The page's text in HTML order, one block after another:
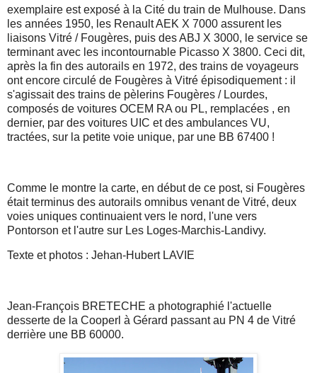
exemplaire est exposé à la Cité du train de Mulhouse. Dans
les années 1950, les Renault AEK X 7000 assurent les
liaisons Vitré / Fougères, puis des ABJ X 3000, le service se
terminant avec les incontournable Picasso X 3800. Ceci dit,
après la fin des autorails en 1972, des trains de voyageurs
ont encore circulé de Fougères à Vitré épisodiquement : il
s'agissait des trains de pèlerins Fougères / Lourdes,
composés de voitures OCEM RA ou PL, remplacées , en
dernier, par des voitures UIC et des ambulances VU,
tractées, sur la petite voie unique, par une BB 67400 !
Comme le montre la carte, en début de ce post, si Fougères
était terminus des autorails omnibus venant de Vitré, deux
voies uniques continuaient vers le nord, l'une vers
Pontorson et l'autre sur Les Loges-Marchis-Landivy.
Texte et photos : Jehan-Hubert LAVIE
Jean-François BRETECHE a photographié l'actuelle
desserte de la Cooperl à Gérard passant au PN 4 de Vitré
derrière une BB 60000.